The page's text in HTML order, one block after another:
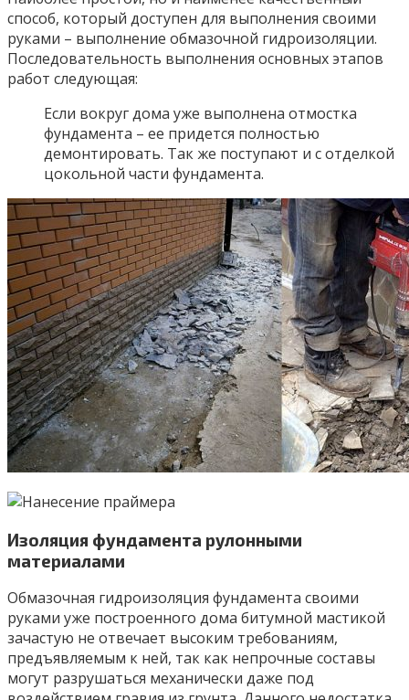
способ, который доступен для выполнения своими
руками – выполнение обмазочной гидроизоляции.
Последовательность выполнения основных этапов
работ следующая:
Если вокруг дома уже выполнена отмостка
фундамента – ее придется полностью
демонтировать. Так же поступают и с отделкой
цокольной части фундамента.
Изоляция фундамента рулонными
материалами
Обмазочная гидроизоляция фундамента своими
руками уже построенного дома битумной мастикой
зачастую не отвечает высоким требованиям,
предъявляемым к ней, так как непрочные составы
могут разрушаться механически даже под